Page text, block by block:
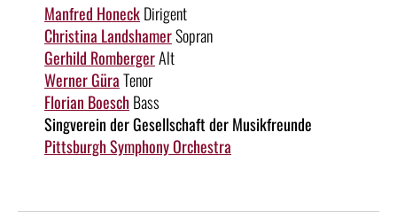
Manfred HoneckDirigent
Christina LandshamerSopran
Gerhild RombergerAlt
Werner GüraTenor
Florian BoeschBass
Singverein der Gesellschaft der Musikfreunde
Pittsburgh Symphony Orchestra